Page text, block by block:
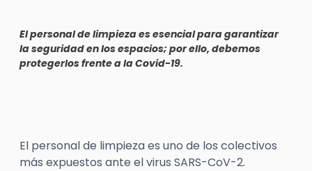
El personal de limpieza es esencial para garantizar
la seguridad en los espacios; por ello, debemos
protegerlos frente a la Covid-19.
El personal de limpieza es uno de los colectivos
más expuestos ante el virus SARS-CoV-2.